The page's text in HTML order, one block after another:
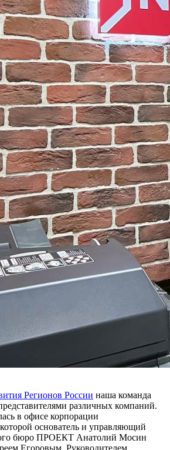
Регионов России наша команда
различных компаний.
в офисе корпорации
основатель и управляющий
бюро ПРОЕКТ Анатолий Мосин
Егоровым, Руководителем